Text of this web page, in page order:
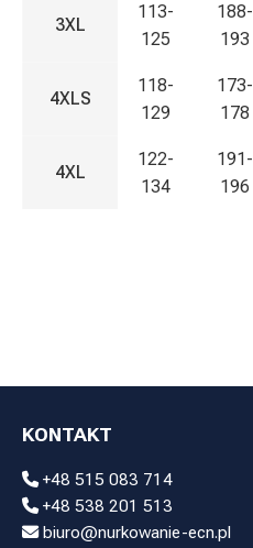
3XL
113-
125
188-
193
4XLS
118-
129
173-
178
4XL
122-
134
191-
196
KONTAKT
+48 515 083 714
+48 538 201 513
biuro@nurkowanie-ecn.pl